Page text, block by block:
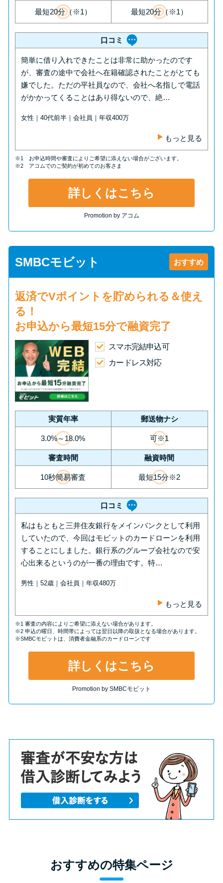
年収が低い＆他社借入があると
落ちる？バンクイックの口コミ
を分析
みずほ銀行カードローンの問い
せ方法
最短20分（※1） 最短20分（※1）
口コミ
簡単に借り入れできたことは非常に助かったのです
が、審査の途中で会社へ在籍確認されたことがとても
嫌でした。ただの平社員なので、会社へ名指しで電話
がかかってくることはあり得ないので、絶…
女性｜40代前半｜会社員｜年収400万
もっと見る
※1 お申込時間や審査によりご希望に添えない場合がございます。
※2 アコムでのご契約が初めてのお客さま
詳しくはこちら
Promotion by アコム
SMBCモビット おすすめ
返済でVポイント を貯められる＆使え
る！
お申込から最短15分で融資完了
スマホ完結申込可
カードレス対応
実質年率 郵送物ナシ
3.0%～18.0% 可※1
審査時間 融資時間
10秒簡易審査 最短15分※2
口コミ
私はもともと三井住友銀行をメインバンクとして利用
していたので、今回はモビットのカードローンを利用
することにしました。銀行系のグループ会社なので安
心出来るというのが一番の理由です。特…
男性｜52歳｜会社員｜年収480万
もっと見る
※1 審査の内容によりご希望に添えない場合があります。
※2 申込の曜日、時間帯によっては翌日以降の取扱となる場合があります。
※SMBCモビットは、消費者金融系のカードローンです
詳しくはこちら
Promotion by SMBCモビット
おすすめの特集ページ